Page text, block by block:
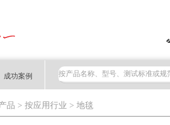
成功案例
品 > 按应用行业 > 地毯